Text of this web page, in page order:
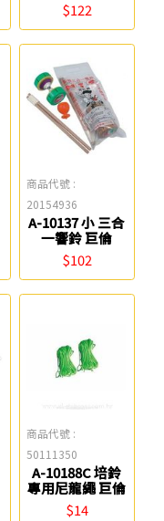
$122
商品代號 :
20154936
A-10137 小 三合
一響鈴 巨倫
$102
商品代號 :
50111350
A-10188C 培鈴
專用尼龍繩 巨倫
$14